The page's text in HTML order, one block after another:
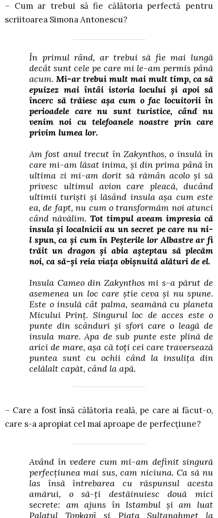
– Cum ar trebui să fie călătoria perfectă pentru
scriitoarea Simona Antonescu?
În primul rând, ar trebui să fie mai lungă
decât sunt cele pe care mi le-am permis până
acum. Mi-ar trebui mult mai mult timp, ca să
epuizez mai întâi istoria locului și apoi să
încerc să trăiesc așa cum o fac locuitorii în
perioadele care nu sunt turistice, când nu
venim noi cu telefoanele noastre prin care
privim lumea lor.
Am fost anul trecut în Zakynthos, o insulă în
care mi-am lăsat inima, și din prima până în
ultima zi mi-am dorit să rămân acolo și să
privesc ultimul avion care pleacă, ducând
ultimii turiști și lăsând insula așa cum este
ea, de fapt, nu cum o transformăm noi atunci
când năvălim. Tot timpul aveam impresia că
insula și localnicii au un secret pe care nu ni-
l spun, ca și cum în Peșterile lor Albastre ar fi
trăit un dragon și abia așteptau să plecăm
noi, ca să-și reia viața obișnuită alături de el.
Insula Cameo din Zakynthos mi s-a părut de
asemenea un loc care știe ceva și nu spune.
Este o insulă cât palma, seamănă cu planeta
Micului Prinț. Singurul loc de acces este o
punte din scânduri și sfori care o leagă de
insula mare. Apa de sub punte este plină de
arici de mare, așa că toți cei care traversează
puntea sunt cu ochii când la insulița din
celălalt capăt, când la apă.
– Care a fost însă călătoria reală, pe care ai făcut-o,
care s-a apropiat cel mai aproape de perfecțiune?
Având în vedere cum mi-am definit singură
perfecțiunea mai sus, cam niciuna. Ca să nu
las însă întrebarea cu răspunsul acesta
amărui, o să-ți destăinuiesc două mici
secrete: am ajuns în Istambul și am luat
Palatul Topkapî și Piața Sultanahmet la